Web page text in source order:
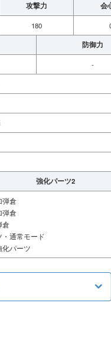
攻撃力 会
180
防御力
-
強化パーツ2
弾倉
弾倉
倉
通常モード
化パーツ